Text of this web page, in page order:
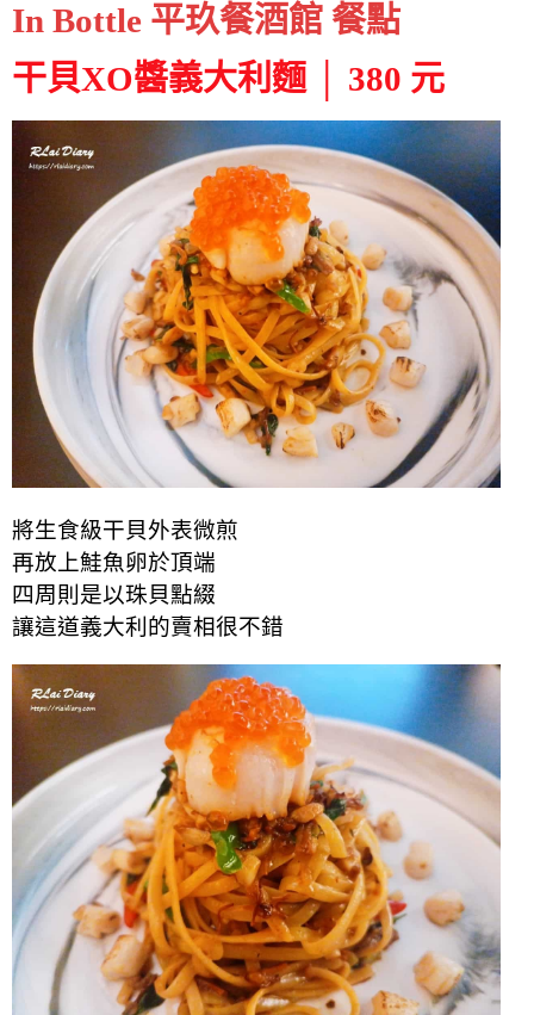
In Bottle 平玖餐酒館 餐點
干貝XO醬義大利麵 │ 380 元
將生食級干貝外表微煎
再放上鮭魚卵於頂端
四周則是以珠貝點綴
讓這道義大利的賣相很不錯